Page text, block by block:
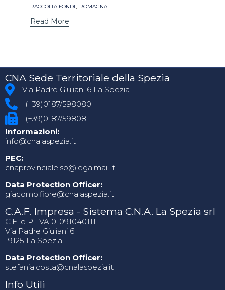
RACCOLTA FONDI , ROMAGNA
Read More
CNA Sede Territoriale della Spezia
Via Padre Giuliani 6 La Spezia
(+39)0187/598080
(+39)0187/598081
Informazioni:
info@cnalaspezia.it
PEC:
cnaprovinciale.sp@legalmail.it
Data Protection Officer:
giacomo.fiore@cnalaspezia.it
C.A.F. Impresa - Sistema C.N.A. La Spezia srl
C.F. e P. IVA 01091040111
Via Padre Giuliani 6
19125 La Spezia
Data Protection Officer:
stefania.costa@cnalaspezia.it
Info Utili